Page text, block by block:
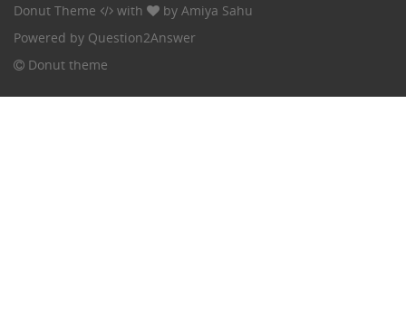
Donut Theme with by Amiya Sahu
Powered by Question2Answer
Donut theme